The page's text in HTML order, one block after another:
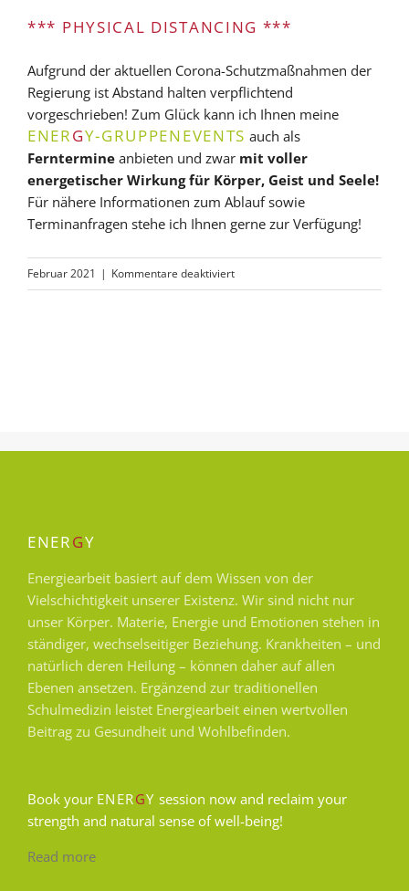
*** PHYSICAL DISTANCING ***
Aufgrund der aktuellen Corona-Schutzmaßnahmen der
Regierung ist Abstand halten verpflichtend
vorgeschrieben! Zum Glück kann ich Ihnen meine
ENERGY-GRUPPENEVENTS auch als
Ferntermine anbieten und zwar mit voller
energetischer Wirkung für Körper, Geist und Seele!
Für nähere Informationen zum Ablauf sowie
Terminanfragen stehe ich Ihnen gerne zur Verfügung!
Februar 2021 | Kommentare deaktiviertfür
SILENT-
ENERGY
Energiearbeit basiert auf dem Wissen von der
Vielschichtigkeit unserer Existenz. Wir sind nicht nur
unser Körper. Materie, Energie und Emotionen stehen in
ständiger, wechselseitiger Beziehung. Krankheiten – und
natürlich deren Heilung – können daher auf allen
Ebenen ansetzen. Ergänzend zur traditionellen
Schulmedizin leistet Energiearbeit einen wertvollen
Beitrag zu Gesundheit und Wohlbefinden.
Book your ENERGY session now and reclaim your
strength and natural sense of well-being!
Read more